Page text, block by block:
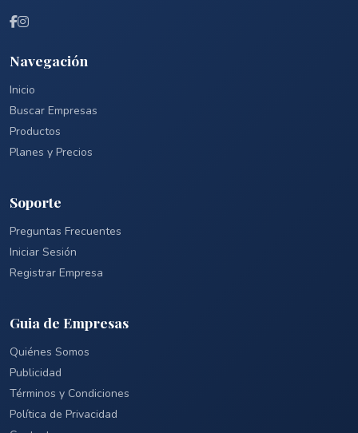
Navegación
Inicio
Buscar Empresas
Productos
Planes y Precios
Soporte
Preguntas Frecuentes
Iniciar Sesión
Registrar Empresa
Guia de Empresas
Quiénes Somos
Publicidad
Términos y Condiciones
Política de Privacidad